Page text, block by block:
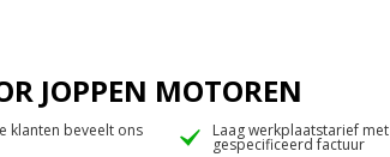
JOPPEN MOTOREN
klanten beveelt ons Laag werkplaatstarief met
gespecificeerd factuur